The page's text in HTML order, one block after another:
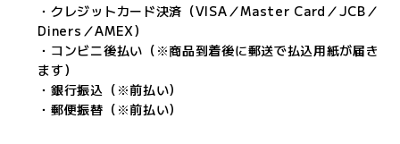
・クレジットカード決済（VISA／Master Card／JCB／
Diners／AMEX）
・コンビニ後払い（※商品到着後に郵送で払込用紙が届き
ます）
・銀行振込（※前払い）
・郵便振替（※前払い）